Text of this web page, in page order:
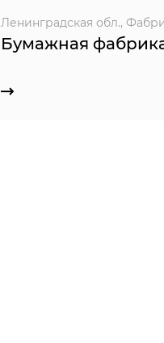
Ленинградская обл.,
Бумажная